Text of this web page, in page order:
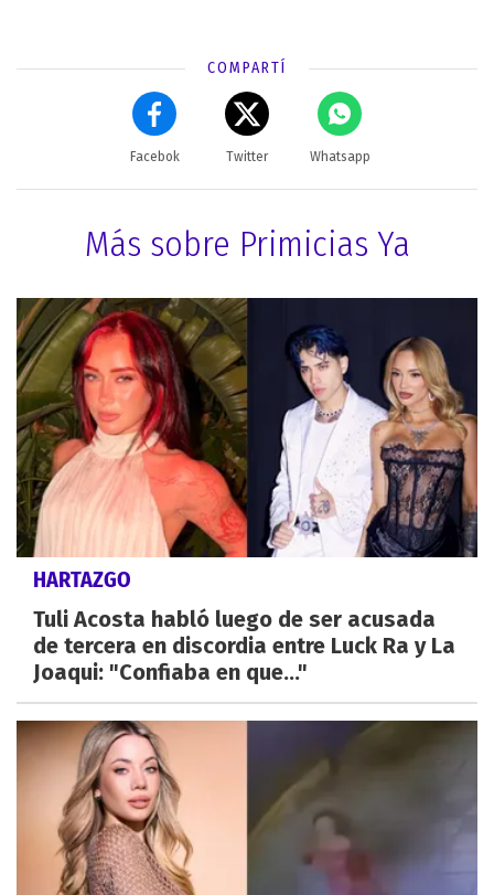
COMPARTÍ
Facebok Twitter Whatsapp
Más sobre Primicias Ya
HARTAZGO
Tuli Acosta habló luego de ser acusada
de tercera en discordia entre Luck Ra y La
Joaqui: "Confiaba en que..."